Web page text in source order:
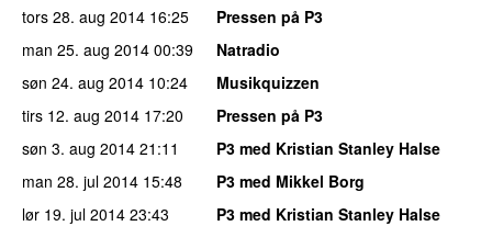
tors 28. aug 2014 16:25
Pressen på P3
man 25. aug 2014 00:39
Natradio
søn 24. aug 2014 10:24
Musikquizzen
tirs 12. aug 2014 17:20
Pressen på P3
søn 3. aug 2014 21:11
P3 med Kristian Stanley Halse
man 28. jul 2014 15:48
P3 med Mikkel Borg
lør 19. jul 2014 23:43
P3 med Kristian Stanley Halse